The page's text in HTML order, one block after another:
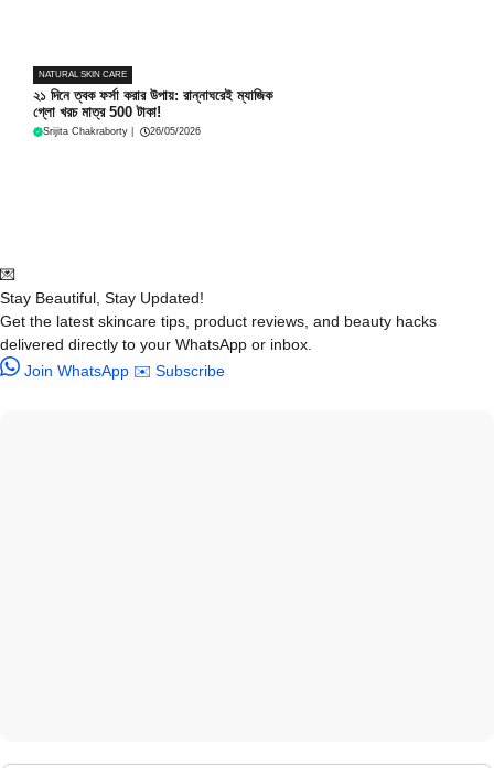
NATURAL SKIN CARE
২১ দিনে ত্বক ফর্সা করার উপায়: রান্নাঘরেই ম্যাজিক
গ্লো খরচ মাত্র 500 টাকা!
Srijita Chakraborty 26/05/2026
💌
Stay Beautiful, Stay Updated!
Get the latest skincare tips, product reviews, and beauty hacks
delivered directly to your WhatsApp or inbox.
Join WhatsApp ✉️ Subscribe